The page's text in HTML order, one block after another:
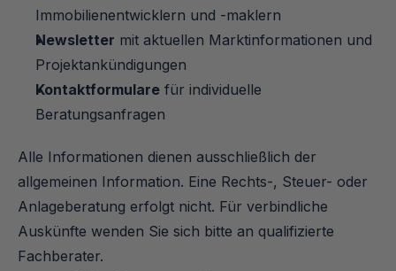
Immobilienentwicklern und -maklern
Newsletter mit aktuellen Marktinformationen und
Projektankündigungen
Kontaktformulare für individuelle
Beratungsanfragen
Alle Informationen dienen ausschließlich der
allgemeinen Information. Eine Rechts-, Steuer- oder
Anlageberatung erfolgt nicht. Für verbindliche
Auskünfte wenden Sie sich bitte an qualifizierte
Fachberater.